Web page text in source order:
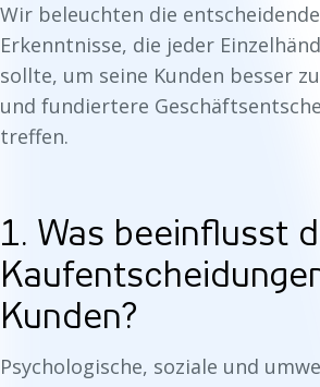
Wir beleuchten die
Erkenntnisse, die jeder
sollte, um seine Kunden besser
und fundiertere
treffen.
1. Was beeinflusst
Kunden?
Psychologische, soziale und